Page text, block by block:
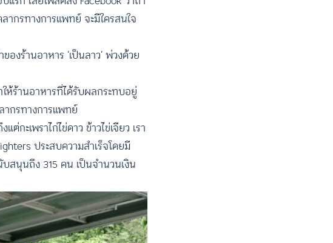
ากรทางการแพทย์ จะมีใครสนใจ
ร้านอาหาร ‘เป็นลาว’ พ่วงด้วย
ห้ร้านอาหารที่ได้รับผลกระทบอยู่
ากรทางการแพทย์
ะเพราไก่ไข่ดาว ข้าวไข่เจียว เรา
ประสบความสำเร็จโดยมี
สนุนถึง 315 คน เป็นจำนวนเงิน